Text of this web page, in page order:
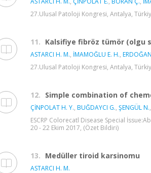
27.Ulusal Patoloji Kongresi, Antalya,
11. Kalsifiye fibröz tümör (olgu
ASTARCI H. M., İMAMOĞLU E. H.,
27.Ulusal Patoloji Kongresi, Antalya,
12. Simple combination of
ÇİNPOLAT H. Y., BUĞDAYCI G., ŞENGÜL N.,
ESCRP Colorecatl Disease Special
20 - 22 Ekim 2017, (Özet Bildiri)
13. Medüller tiroid karsinomu
ASTARCI H. M.